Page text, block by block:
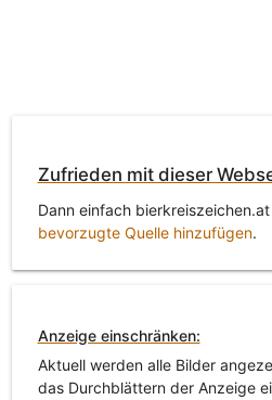
Zufrieden mit dieser
Dann einfach
bevorzugte Quelle hinzufügen.
Anzeige einschränken:
Aktuell werden alle Bilder
das Durchblättern der Anzeige